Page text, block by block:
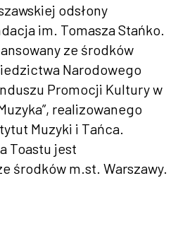
odsłony
im. Tomasza Stańko.
ze środków
Narodowego
Promocji Kultury w
realizowanego
Muzyki i Tańca.
Toastu jest
środków m.st. Warszawy.